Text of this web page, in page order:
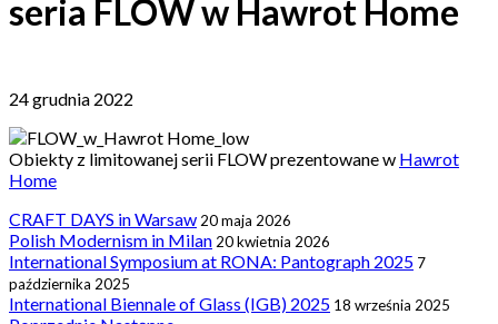
seria FLOW w Hawrot Home
24 grudnia 2022
Obiekty z limitowanej serii FLOW prezentowane w Hawrot
Home
CRAFT DAYS in Warsaw 20 maja 2026
Polish Modernism in Milan 20 kwietnia 2026
International Symposium at RONA: Pantograph 2025 7
października 2025
International Biennale of Glass (IGB) 2025 18 września 2025